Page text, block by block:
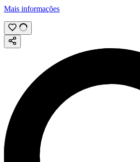
Mais informações